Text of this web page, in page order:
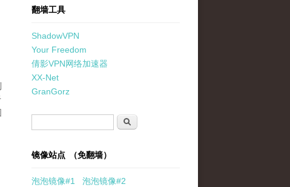
翻墙工具
ShadowVPN
Your Freedom
倩影VPN网络加速器
XX-Net
GranGorz
搜索
镜像站点 （免翻墙）
泡泡镜像#1 泡泡镜像#2